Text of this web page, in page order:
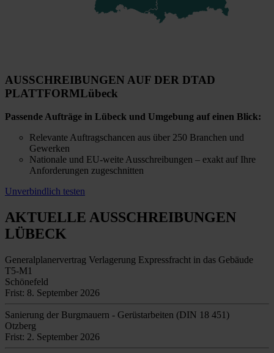
AUSSCHREIBUNGEN AUF DER DTAD
PLATTFORMLübeck
Passende Aufträge in Lübeck und Umgebung auf einen Blick:
Relevante Auftragschancen aus über 250 Branchen und
Gewerken
Nationale und EU-weite Ausschreibungen – exakt auf Ihre
Anforderungen zugeschnitten
Unverbindlich testen
AKTUELLE AUSSCHREIBUNGEN
LÜBECK
Generalplanervertrag Verlagerung Expressfracht in das Gebäude
T5-M1
Schönefeld
Frist: 8. September 2026
Sanierung der Burgmauern - Gerüstarbeiten (DIN 18 451)
Otzberg
Frist: 2. September 2026